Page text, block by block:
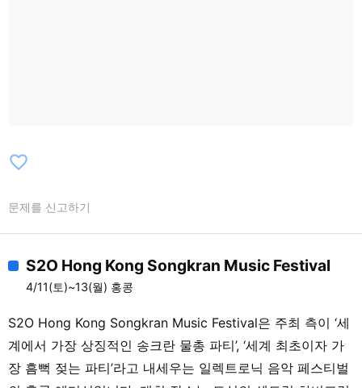
favorite_border
문제를 신고하기
S2O Hong Kong Songkran Music Festival
4/11(토)~13(월) 홍콩
S2O Hong Kong Songkran Music Festival은 주최 측이 ‘세
계에서 가장 상징적인 송크란 물총 파티’, ‘세계 최초이자 가
장 흠뻑 젖는 파티’라고 내세우는 일렉트로닉 음악 페스티벌